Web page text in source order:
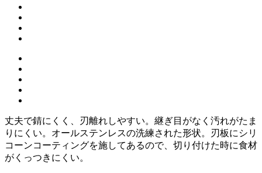
丈夫で錆にくく、刃離れしやすい。継ぎ目がなく汚れがたま
りにくい。オールステンレスの洗練された形状。刃板にシリ
コーンコーティングを施してあるので、切り付けた時に食材
がくっつきにくい。